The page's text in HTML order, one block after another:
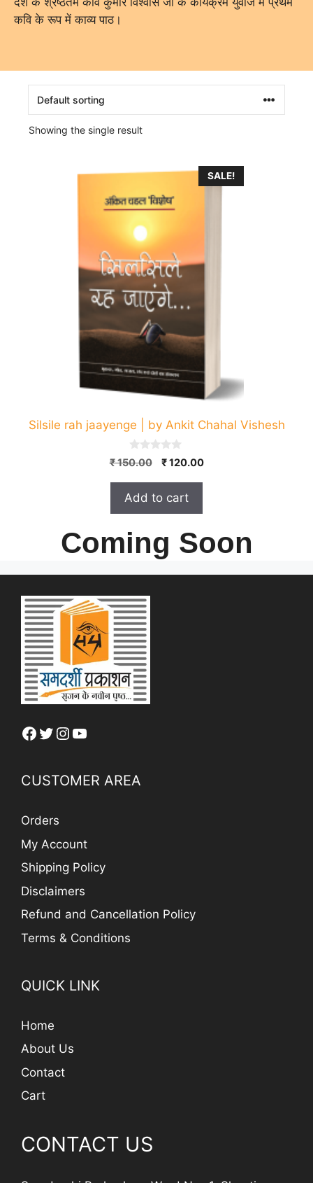
कवि के रूप में काव्य पाठ।
Showing the single result
SALE!
Silsile rah jaayenge | by Ankit Chahal Vishesh
0
o
o
5
₹150.00
Original
₹ 150.00.
₹120.00Current
Add to cart
Coming Soon
Facebook
Twitter
Instagram
YouTube
CUSTOMER AREA
Orders
My Account
Shipping Policy
Disclaimers
Refund and Cancellation Policy
Terms & Conditions
QUICK LINK
Home
About Us
Contact
Cart
CONTACT US